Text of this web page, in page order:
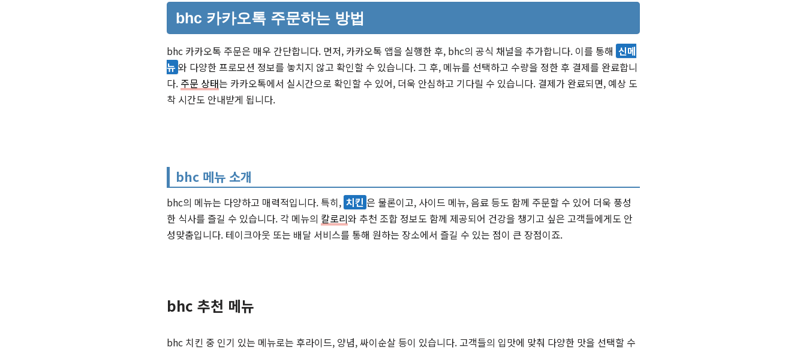
bhc 카카오톡 주문하는 방법
bhc 카카오톡 주문은 매우 간단합니다. 먼저, 카카오톡 앱을 실행한 후, bhc의 공식 채널을 추가합니다. 이를 통해 신메
뉴 와 다양한 프로모션 정보를 놓치지 않고 확인할 수 있습니다. 그 후, 메뉴를 선택하고 수량을 정한 후 결제를 완료합니
다. 주문 상태는 카카오톡에서 실시간으로 확인할 수 있어, 더욱 안심하고 기다릴 수 있습니다. 결제가 완료되면, 예상 도
착 시간도 안내받게 됩니다.
bhc 메뉴 소개
bhc의 메뉴는 다양하고 매력적입니다. 특히, 치킨 은 물론이고, 사이드 메뉴, 음료 등도 함께 주문할 수 있어 더욱 풍성
한 식사를 즐길 수 있습니다. 각 메뉴의 칼로리와 추천 조합 정보도 함께 제공되어 건강을 챙기고 싶은 고객들에게도 안
성맞춤입니다. 테이크아웃 또는 배달 서비스를 통해 원하는 장소에서 즐길 수 있는 점이 큰 장점이죠.
bhc 추천 메뉴
bhc 치킨 중 인기 있는 메뉴로는 후라이드, 양념, 싸이순살 등이 있습니다. 고객들의 입맛에 맞춰 다양한 맛을 선택할 수